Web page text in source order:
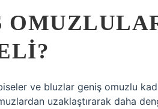
ve bluzlar geniş omuzlu
uzaklaştırarak daha